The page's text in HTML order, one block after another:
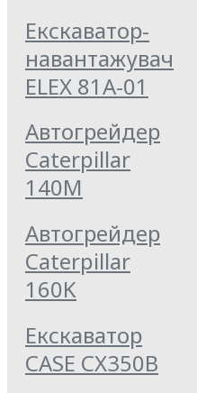
Екскаватор-
навантажувач
ELEX 81А-01
Автогрейдер
Caterpillar
140M
Автогрейдер
Caterpillar
160K
Екскаватор
CASE CX350B